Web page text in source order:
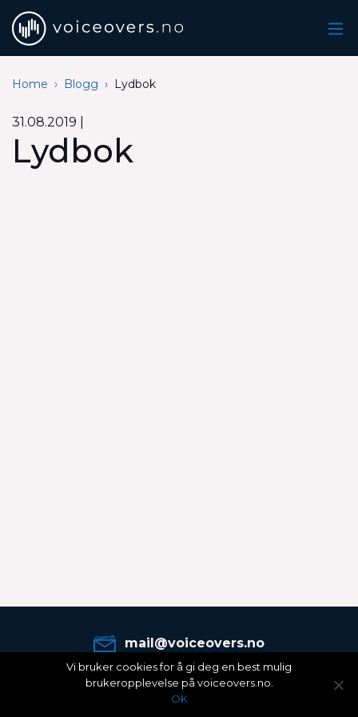
Home Blogg Lydbok
31.08.2019
Lydbok
mail@voiceovers.no
Copyright © 2025 Voiceovers.no byNitro Sound
Vi bruker cookies for å gi deg en best mulig
brukeropplevelse på voiceovers.no.
OK